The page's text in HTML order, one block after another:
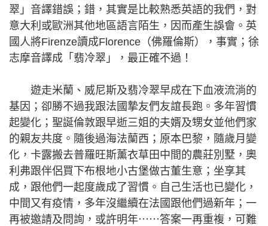
翠」音譯錯誤；錯，其實是比較熟悉英語的我們，對
意大利或歐洲其他地區語言陌生，因而產生誤會。英
國人將Firenze讀成Florence（佛羅倫斯），事實；徐
志摩音譯成「翡冷翠」，最正確不過！
遊走米蘭、威尼斯及翡冷翠早成在下血液流淌的
基因；卻勝不過我跟法國摯友們友誼長跑。多年習慣
起變化；聖誕倫敦跟早逝三姐的夫婿及甥女並他們家
的親友共度。隨後過海法蘭西；原本巴黎，隨歲月變
化，卡露搬去普羅旺斯薰衣草田中間的農莊別墅，奧
利弗跟伴侶買下布根地小古堡做古董生意；坐享其
成，跟他們一起度歲成了習慣。自己生活也已變化，
中間又有疫情，多年沒繼續在法國跟他們過新年；一
再被邀請及問詢，或許明年⋯⋯答案一再重複，可難